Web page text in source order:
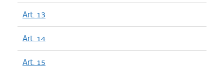
Art. 13
Art. 14
Art. 15